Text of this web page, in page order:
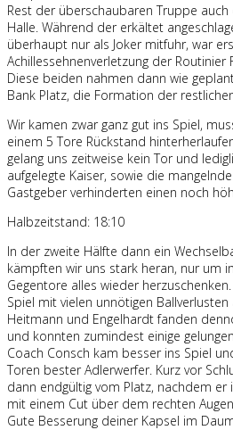
Rest der überschaubaren Truppe
Halle. Während der erkältet
überhaupt nur als Joker mitfuhr, war
Achillessehnenverletzung der Routinier
Diese beiden nahmen dann wie
Bank Platz, die Formation der
Wir kamen zwar ganz gut ins Spiel,
einem 5 Tore Rückstand
gelang uns zeitweise kein Tor und
aufgelegte Kaiser, sowie die
Gastgeber verhinderten einen noch
Halbzeitstand: 18:10
In der zweite Hälfte dann ein
kämpften wir uns stark heran, nur um
Gegentore alles wieder
Spiel mit vielen unnötigen
Heitmann und Engelhardt fanden
und konnten zumindest einige
Coach Consch kam besser ins Spiel
Toren bester Adlerwerfer. Kurz vor
dann endgültig vom Platz, nachdem
mit einem Cut über dem rechten
Gute Besserung deiner Kapsel im